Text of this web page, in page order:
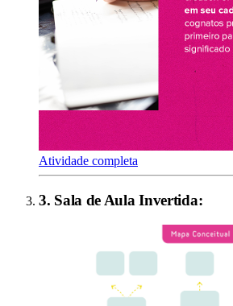
Atividade completa
3. Sala de Aula Invertida: